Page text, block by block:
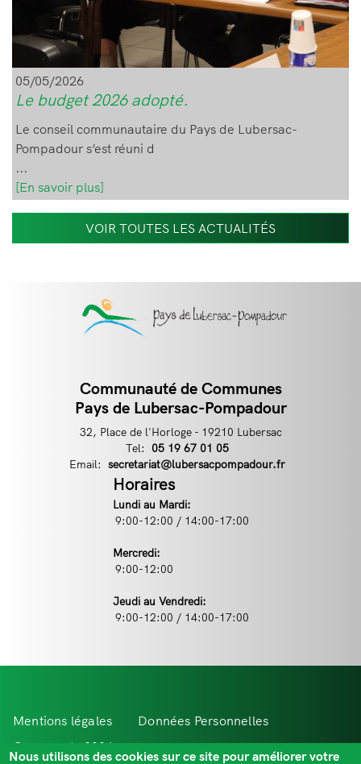
05/05/2026
Le budget 2026 adopté.
Le conseil communautaire du Pays de Lubersac-
Pompadour s’est réuni d
...
[En savoir plus]
VOIR TOUTES LES ACTUALITÉS
Contact
Communauté de Communes
Pays de Lubersac-Pompadour
32, Place de l'Horloge - 19210 Lubersac
Tel:
Téléphone
05 19 67 01 05
Email: Email
secretariat@lubersacpompadour.fr
Horaires
Lundi au Mardi:
9:00-12:00 / 14:00-17:00
Mercredi:
9:00-12:00
Jeudi au Vendredi:
9:00-12:00 / 14:00-17:00
Menu
Pied
Mentions légales
Données Personnelles
Comevents 2021
Extr@net
Nous utilisons des cookies sur ce site pour améliorer votre